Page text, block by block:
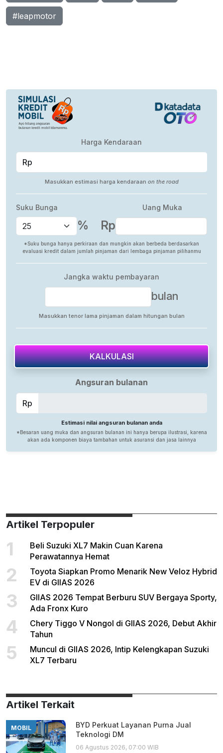
#leapmotor
Artikel Terpopuler
1
Beli Suzuki XL7 Makin Cuan Karena
Perawatannya Hemat
2
Toyota Siapkan Promo Menarik New Veloz Hybrid
EV di GIIAS 2026
3
GIIAS 2026 Tempat Berburu SUV Bergaya Sporty,
Ada Fronx Kuro
4
Chery Tiggo V Nongol di GIIAS 2026, Debut Akhir
Tahun
5
Muncul di GIIAS 2026, Intip Kelengkapan Suzuki
XL7 Terbaru
Artikel Terkait
MOBIL
BYD Perkuat Layanan Purna Jual
Teknologi DM
06 Agustus 2026, 07:00 WIB